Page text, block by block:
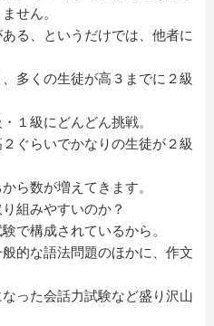
せん。
る、というだけでは、他者に
多くの生徒が高３までに２級
１級にどんどん挑戦。
ぐらいでかなりの生徒が２級
ら数が増えてきます。
組みやすいのか？
で構成されているから。
的な語法問題のほかに、作文
った会話力試験など盛り沢山